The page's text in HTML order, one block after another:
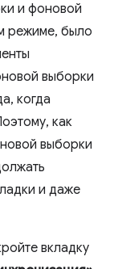
и фоновой
режиме, было
выборки
когда
как
выборки
и даже
вкладку